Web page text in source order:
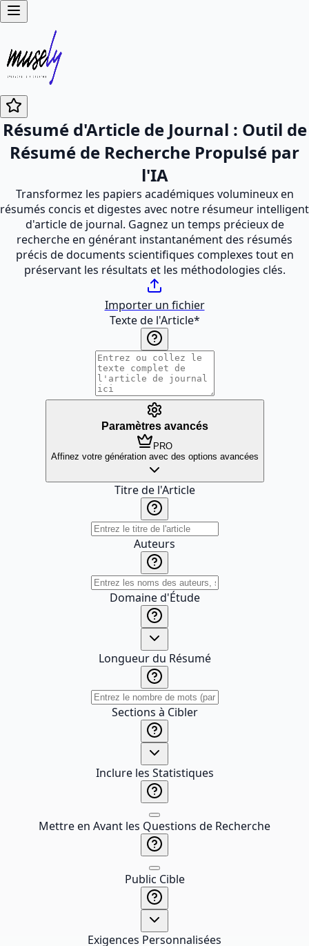
Résumé d'Article de Journal : Outil de
Résumé de Recherche Propulsé par
l'IA
Transformez les papiers académiques volumineux en
résumés concis et digestes avec notre résumeur intelligent
d'article de journal. Gagnez un temps précieux de
recherche en générant instantanément des résumés
précis de documents scientifiques complexes tout en
préservant les résultats et les méthodologies clés.
Importer un fichier
Texte de l'Article*
Paramètres avancés
PRO
Affinez votre génération avec des options avancées
Titre de l'Article
Auteurs
Domaine d'Étude
Longueur du Résumé
Sections à Cibler
Inclure les Statistiques
Mettre en Avant les Questions de Recherche
Public Cible
Exigences Personnalisées